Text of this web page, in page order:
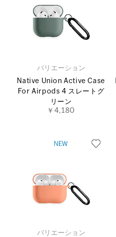
バリエーション
Native Union Active Case
For Airpods 4 スレートグ
リーン
￥4,180
バリエーション